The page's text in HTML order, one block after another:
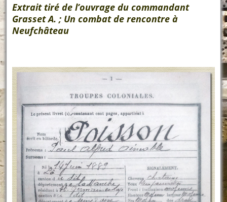
Extrait tiré de l’ouvrage du commandant
Grasset A. ; Un combat de rencontre à
Neufchâteau